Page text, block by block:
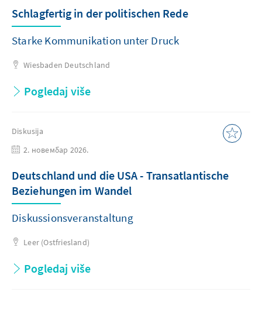
Schlagfertig in der politischen Rede
Starke Kommunikation unter Druck
Wiesbaden Deutschland
Pogledaj više
Diskusija
2. новембар 2026.
Deutschland und die USA - Transatlantische
Beziehungen im Wandel
Diskussionsveranstaltung
Leer (Ostfriesland)
Pogledaj više